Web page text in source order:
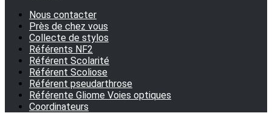
Nous contacter
Près de chez vous
Collecte de stylos
Référents NF2
Référent Scolarité
Référent Scoliose
Référent pseudarthrose
Référente Gliome Voies optiques
Coordinateurs